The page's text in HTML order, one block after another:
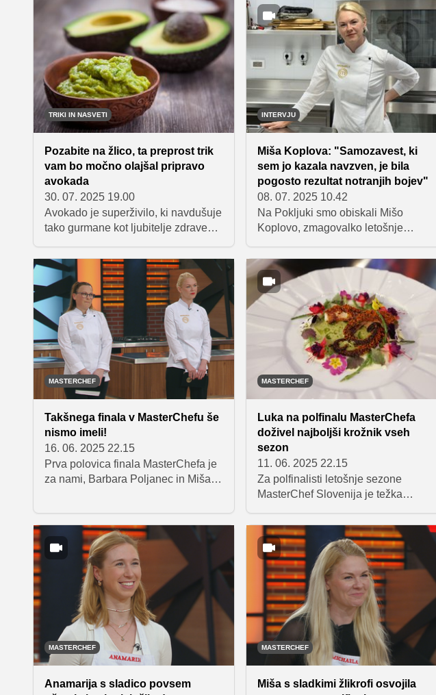
preprosto in okusno različico
priljubljene ulične jedi, pri kateri
potrebujemo le nekaj osnovnih
sestavin in malo časa. Tudi mi smo
preverili, ali viralni recept res izpolni
obljube, in lahko rečemo le, da smo
bili navdušeni.
javnost, je tudi skleda s sladkim
krompirjem, govedino in pekočim
medom. Gre za obrok, ki združuje
hrustljav pečen sladki krompir,
sočno začinjeno meso, sveži sir in
avokado ter sladko-pikantni med.
TRIKI IN NASVETI
Pozabite na žlico, ta preprost trik
vam bo močno olajšal pripravo
avokada
30. 07. 2025 19.00
Avokado je superživilo, ki navdušuje
tako gurmane kot ljubitelje zdrave
praktičen za pripravo zahvaljujoč
preprostemu kuhinjskemu triku, ki
osvaja splet.
INTERVJU
Miša Koplova: "Samozavest, ki
sem jo kazala navzven, je bila
pogosto rezultat notranjih bojev"
08. 07. 2025 10.42
Na Pokljuki smo obiskali Mišo
Koplovo, zmagovalko letošnje
Lodge, kjer bo goste kmalu razvajala
s svojimi jedmi, je z nami
spregovorila o kulinaričnih izzivih,
burnih odzivih po zmagi, novih
načrtih in iskrenih pogledih na
uspeh.
MASTERCHEF
Takšnega finala v MasterChefu še
nismo imeli!
16. 06. 2025 22.15
Prva polovica finala MasterChefa je
za nami, Barbara Poljanec in Miša
jedi, ki so pokazale njuno izjemno
kreativnost. V finalu se bosta
spopadli z zahtevnim 10-hodnim
menijem, polnim slovenskih okusov,
kjer je potrebna popolna natančnost.
Oglejte si, kako sta se lotili te
nepozabne kulinarične preizkušnje!
MASTERCHEF
Luka na polfinalu MasterChefa
doživel najboljši krožnik vseh
sezon
11. 06. 2025 22.15
Za polfinalisti letošnje sezone
MasterChef Slovenija je težka
preleviti v prave umetnike in
kulinarično preslikati velike slikarske
mojstrovine na krožnik. Izzivu ni bila
kos Anamarija, v veliko finale
letošnje sezone pa so se uvrstili
Jure, Miša in Barbara Poljanec!
MASTERCHEF
Anamarija s sladico povsem
MASTERCHEF
Miša s sladkimi žlikrofi osvojila